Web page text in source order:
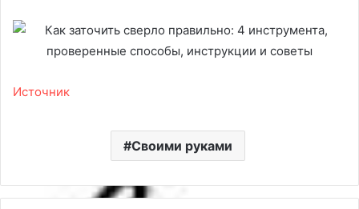
Источник
Своими руками